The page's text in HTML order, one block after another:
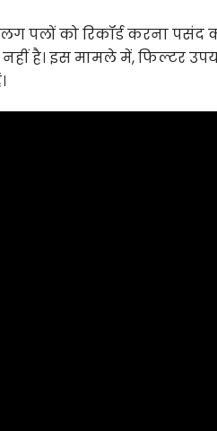
पलों को रिकॉर्ड करना पसंद
है। इस मामले में, फिल्टर